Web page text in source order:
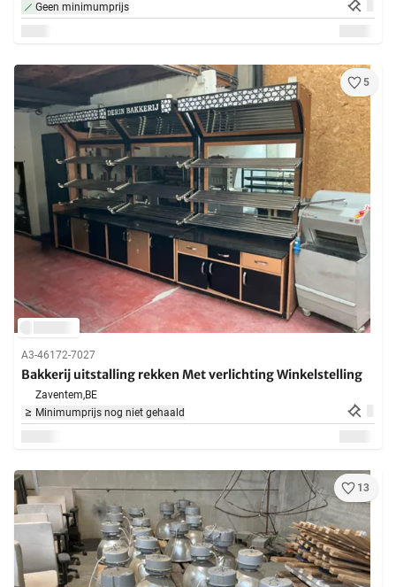
Geen minimumprijs
5
A3-46172-7027
Bakkerij uitstalling rekken Met verlichting Winkelstelling
Zaventem,BE
Minimumprijs nog niet gehaald
13